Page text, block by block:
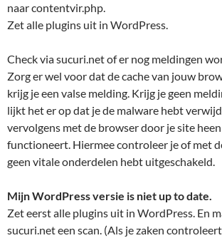
naar contentvir.php.
Zet alle plugins uit in WordPress.
Check via sucuri.net of er nog meldingen
Zorg er wel voor dat de cache van jouw
krijg je een valse melding. Krijg je geen
lijkt het er op dat je de malware hebt
vervolgens met de browser door je site
functioneert. Hiermee controleer je of met
geen vitale onderdelen hebt uitgeschakeld.
Mijn WordPress versie is niet up to date.
Zet eerst alle plugins uit in WordPress. En
sucuri.net een scan. (Als je zaken